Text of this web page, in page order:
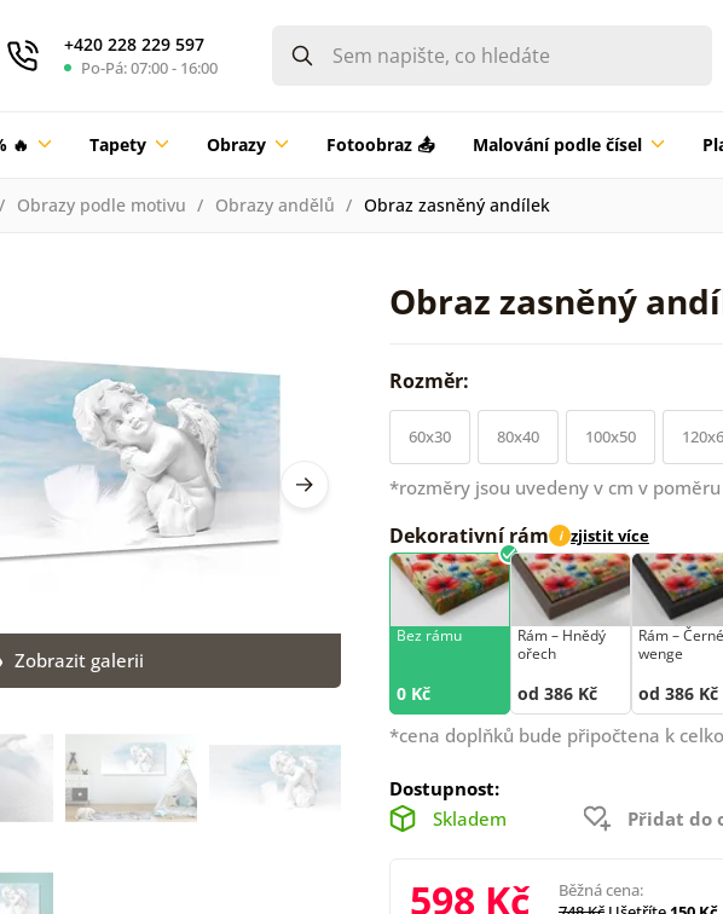
+420 228 229 597
Po-Pá: 07:00 - 16:00
🔥 Tapety Obrazy Fotoobraz 📤 Malování podle čísel
Obrazy podle motivu Obrazy andělů Obraz zasněný andílek
Obraz zasněný
Zobrazit galerii
Rozměr:
60x30 80x40 100x50
*rozměry jsou uvedeny v cm v
Dekorativní rám i zjistit více
Bez rámu
0 Kč
Rám –⁠⁠⁠⁠⁠⁠ Hnědý
ořech
od 386 Kč
Rám –⁠⁠⁠⁠⁠⁠ Černé
wenge
od 386 Kč
*cena doplňků bude připočtena k
Dostupnost:
Skladem
Přidat do
598 Kč
Běžná cena: